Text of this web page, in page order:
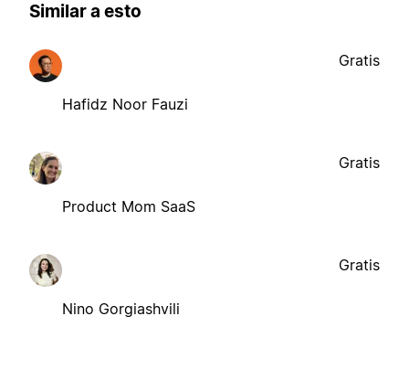
Similar a esto
Hafidz Noor Fauzi
Gratis
Product Mom SaaS
Gratis
Nino Gorgiashvili
Gratis